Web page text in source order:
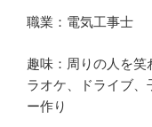
職業：電気工事士
趣味：周りの人を笑
ラオケ、ドライブ、
ー作り